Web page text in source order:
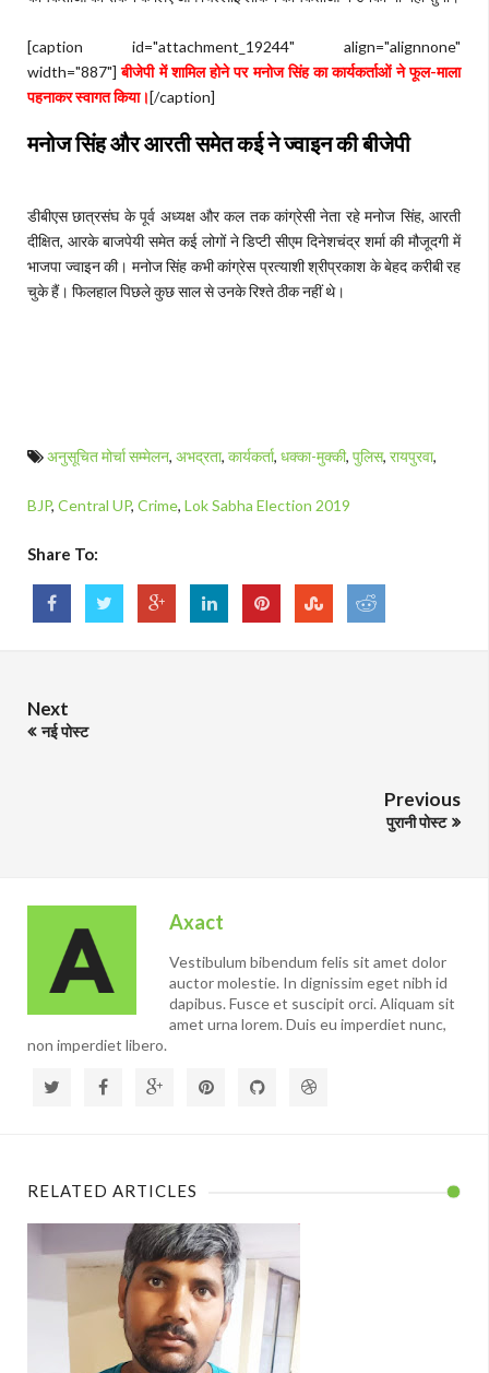
[caption id="attachment_19244" align="alignnone"
width="887"] बीजेपी में शामिल होने पर मनोज सिंह का कार्यकर्ताओं ने फूल-माला
पहनाकर स्वागत किया।[/caption]
मनोज सिंह और आरती समेत कई ने ज्वाइन की बीजेपी
डीबीएस छात्रसंघ के पूर्व अध्यक्ष और कल तक कांग्रेसी नेता रहे मनोज सिंह, आरती
दीक्षित, आरके बाजपेयी समेत कई लोगों ने डिप्टी सीएम दिनेशचंद्र शर्मा की मौजूदगी में
भाजपा ज्वाइन की। मनोज सिंह कभी कांग्रेस प्रत्याशी श्रीप्रकाश के बेहद करीबी रह
चुके हैं। फिलहाल पिछले कुछ साल से उनके रिश्ते ठीक नहीं थे।
अनुसूचित मोर्चा सम्मेलन, अभद्रता, कार्यकर्ता, धक्का-मुक्की, पुलिस, रायपुरवा,
BJP, Central UP, Crime, Lok Sabha Election 2019
Share To:
Next
नई पोस्ट
Previous
पुरानी पोस्ट
Axact
Vestibulum bibendum felis sit amet dolor
auctor molestie. In dignissim eget nibh id
dapibus. Fusce et suscipit orci. Aliquam sit
amet urna lorem. Duis eu imperdiet nunc,
non imperdiet libero.
RELATED ARTICLES